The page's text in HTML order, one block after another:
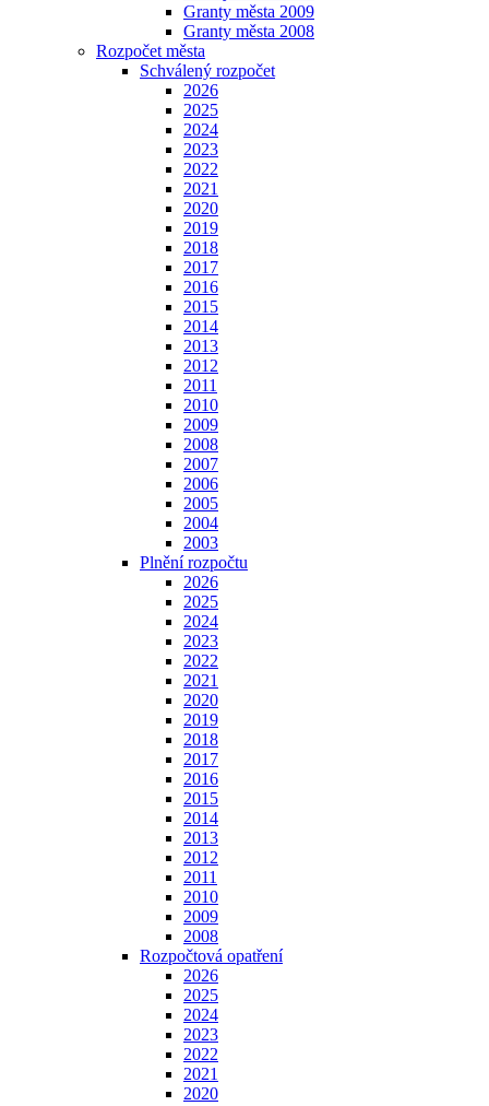
Granty města 2009
Granty města 2008
Rozpočet města
Schválený rozpočet
2026
2025
2024
2023
2022
2021
2020
2019
2018
2017
2016
2015
2014
2013
2012
2011
2010
2009
2008
2007
2006
2005
2004
2003
Plnění rozpočtu
2026
2025
2024
2023
2022
2021
2020
2019
2018
2017
2016
2015
2014
2013
2012
2011
2010
2009
2008
Rozpočtová opatření
2026
2025
2024
2023
2022
2021
2020